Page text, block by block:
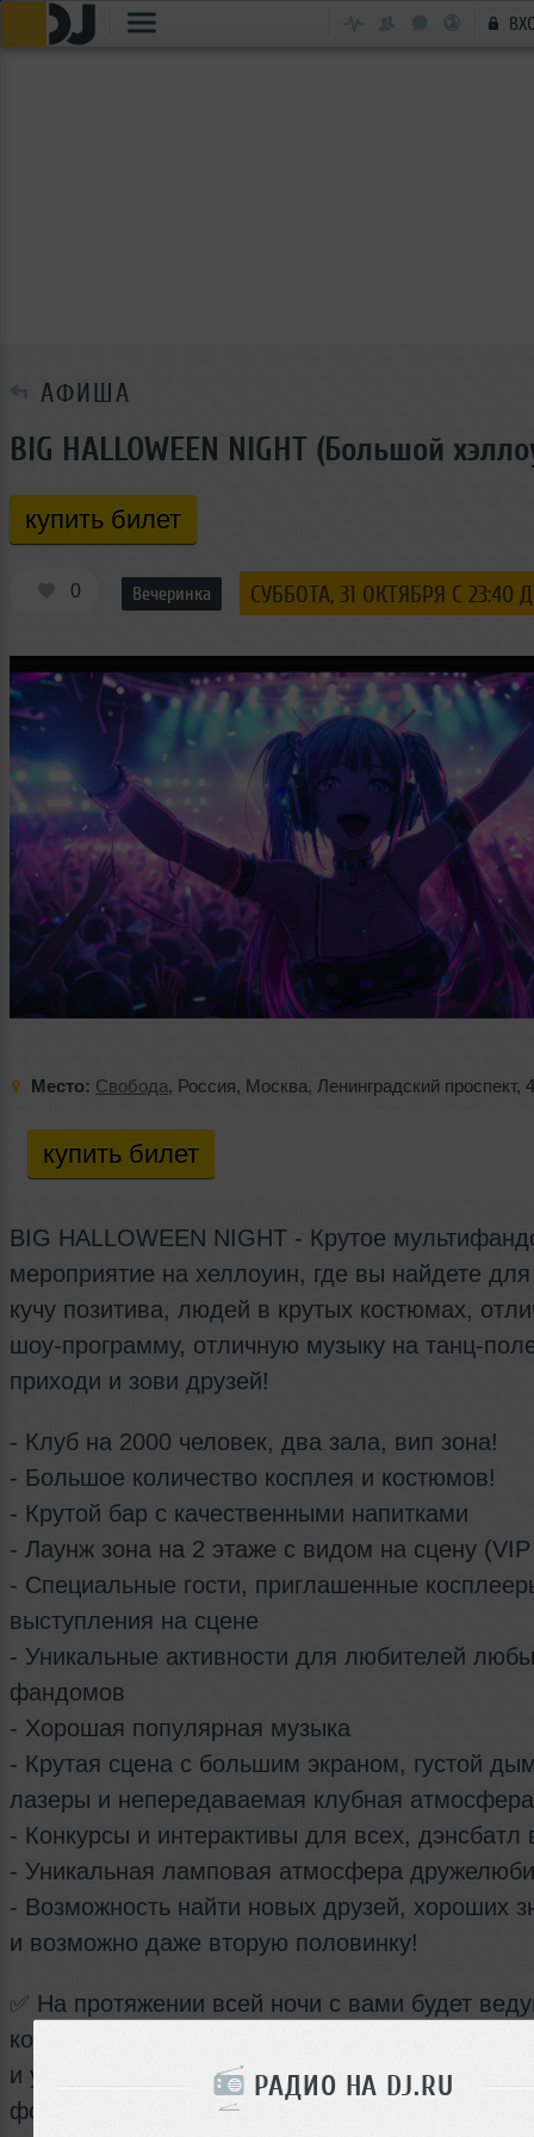
РАДИО НА DJ.RU
АФИША
BIG HALLOWEEN NIGHT (Большой
купить билет
0 Вечеринка СУББОТА, 31 ОКТЯБРЯ С 23:40
Место: Свобода, Россия, Москва, Ленинградский проспект,
купить билет
BIG HALLOWEEN NIGHT - Крутое
мероприятие на хеллоуин, где вы найдете
кучу позитива, людей в крутых костюмах,
шоу-программу, отличную музыку на танц-
приходи и зови друзей!
- Клуб на 2000 человек, два зала, вип зона!
- Большое количество косплея и костюмов!
- Крутой бар с качественными напитками
- Лаунж зона на 2 этаже с видом на сцену
- Специальные гости, приглашенные
выступления на сцене
- Уникальные активности для любителей
фандомов
- Хорошая популярная музыка
- Крутая сцена с большим экраном, густой
лазеры и непередаваемая клубная атмосфера
- Конкурсы и интерактивы для всех, дэнсбатл
- Уникальная ламповая атмосфера
- Возможность найти новых друзей, хороших
и возможно даже вторую половинку!
✅ На протяжении всей ночи с вами будет
которой точно будет не скучно. Много крутого
и уникальная атмосфера! Будет несколько
фотографов, которые постараются сфоткать